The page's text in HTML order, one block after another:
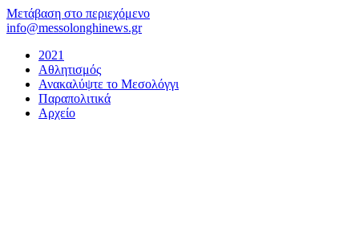
Μετάβαση στο περιεχόμενο
info@messolonghinews.gr
2021
Αθλητισμός
Ανακαλύψτε το Μεσολόγγι
Παραπολιτικά
Αρχείο